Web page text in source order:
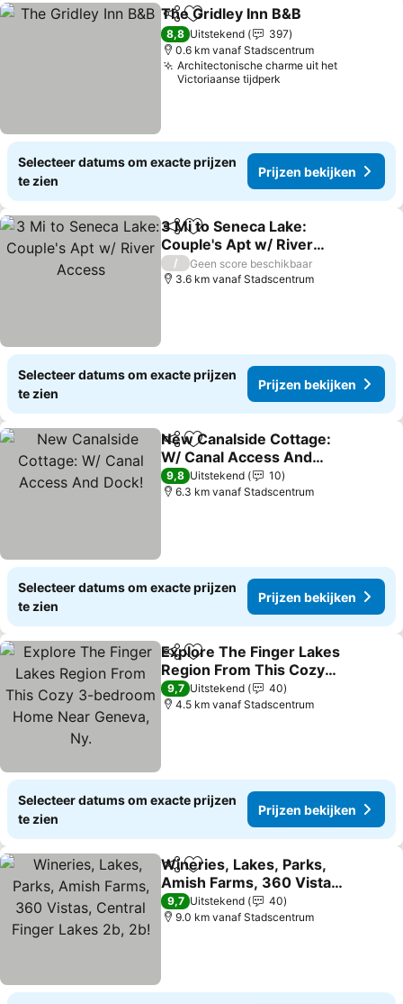
DelenToevoegen aan favorieten
The Gridley Inn B&B
8,8 Uitstekend
397
0.6 km vanaf Stadscentrum
Architectonische charme uit het
Victoriaanse tijdperk
Selecteer datums om exacte prijzen
te zien
Prijzen bekijken
DelenToevoegen aan favorieten
3 Mi to Seneca Lake:
Couple's Apt w/ River
Access
/
Geen score beschikbaar
3.6 km vanaf Stadscentrum
Selecteer datums om exacte prijzen
te zien
Prijzen bekijken
DelenToevoegen aan favorieten
New Canalside Cottage:
W/ Canal Access And
Dock!
9,8 Uitstekend
10
6.3 km vanaf Stadscentrum
Selecteer datums om exacte prijzen
te zien
Prijzen bekijken
DelenToevoegen aan favorieten
Explore The Finger Lakes
Region From This Cozy
3-bedroom Home Near
Geneva, Ny.
9,7 Uitstekend
40
4.5 km vanaf Stadscentrum
Selecteer datums om exacte prijzen
te zien
Prijzen bekijken
DelenToevoegen aan favorieten
Wineries, Lakes, Parks,
Amish Farms, 360 Vistas,
Central Finger Lakes 2b,
2b!
9,7 Uitstekend
40
9.0 km vanaf Stadscentrum